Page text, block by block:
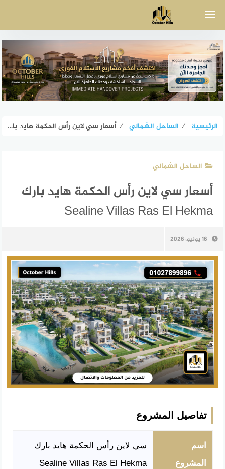
الرئيسية ⁄ الساحل الشمالي ⁄ أسعار سي لاين رأس الحكمة هايد بارك Sealine Villas Ras El Hekma
الساحل الشمالي
أسعار سي لاين رأس الحكمة هايد بارك
Sealine Villas Ras El Hekma
16 يونيو، 2026
تفاصيل المشروع
اسم
المشروع
سي لاين رأس الحكمة هايد بارك
Sealine Villas Ras El Hekma